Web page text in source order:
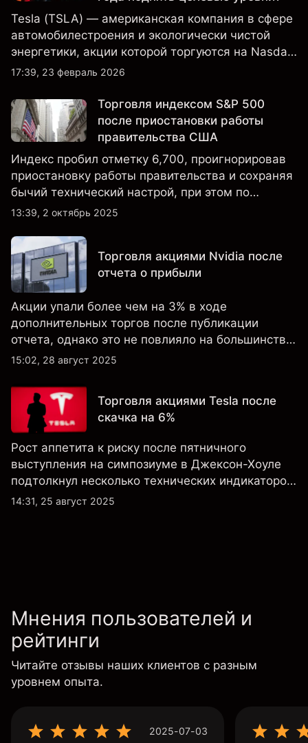
Tesla (TSLA) — американская компания в сфере
автомобилестроения и экологически чистой
энергетики, акции которой торгуются на Nasdaq
и находятся под пристальным вниманием
результатами, данными о поставках и развитием
технологий и производства.
17:39, 23 февраль 2026
Торговля индексом S&P 500
после приостановки работы
правительства США
Индекс пробил отметку 6,700, проигнорировав
приостановку работы правительства и сохраняя
бычий технический настрой, при этом по
настроениям клиенты остаются
13:39, 2 октябрь 2025
Торговля акциями Nvidia после
отчета о прибыли
Акции упали более чем на 3% в ходе
дополнительных торгов после публикации
отчета, однако это не повлияло на большинство
ключевых технических индикаторов, а
крайне оптимистичными.
15:02, 28 август 2025
Торговля акциями Tesla после
скачка на 6%
Рост аппетита к риску после пятничного
выступления на симпозиуме в Джексон-Хоуле
подтолкнул несколько технических индикаторов
по акциям Tesla к положительным значениям,
14:31, 25 август 2025
Мнения пользователей и
рейтинги
Читайте отзывы наших клиентов с разным
уровнем опыта.
2025-07-03